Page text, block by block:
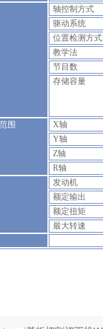
轴控制方式
驱动系统
位置检测方式
教学法
节目数
存储容量
围
X轴
Y轴
Z轴
R轴
发动机
额定输出
额定扭矩
最大转速